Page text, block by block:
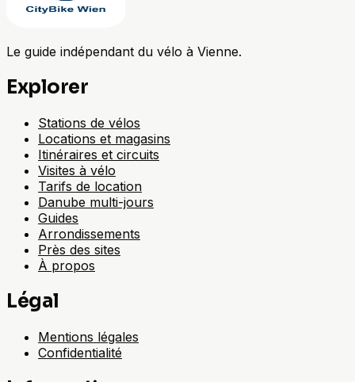
Le guide indépendant du vélo à Vienne.
Explorer
Stations de vélos
Locations et magasins
Itinéraires et circuits
Visites à vélo
Tarifs de location
Danube multi-jours
Guides
Arrondissements
Près des sites
À propos
Légal
Mentions légales
Confidentialité